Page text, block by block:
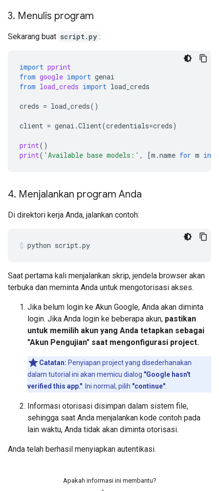
3. Menulis program
Sekarang buat script.py :
import pprint
from google import genai
from load_creds import load_creds
creds = load_creds()
client = genai .Client(credentials=creds)
print()
print( 'Available base models:' , [m .name for m in
4. Menjalankan program Anda
Di direktori kerja Anda, jalankan contoh:
python script.py
Saat pertama kali menjalankan skrip, jendela browser akan
terbuka dan meminta Anda untuk mengotorisasi akses.
Jika belum login ke Akun Google, Anda akan diminta
login. Jika Anda login ke beberapa akun, pastikan
untuk memilih akun yang Anda tetapkan sebagai
"Akun Pengujian" saat mengonfigurasi project.
Catatan: Penyiapan project yang disederhanakan
dalam tutorial ini akan memicu dialog "Google hasn't
verified this app." . Ini normal, pilih "continue"
Informasi otorisasi disimpan dalam sistem file,
sehingga saat Anda menjalankan kode contoh pada
lain waktu, Anda tidak akan diminta otorisasi.
Anda telah berhasil menyiapkan autentikasi.
Apakah informasi ini membantu?